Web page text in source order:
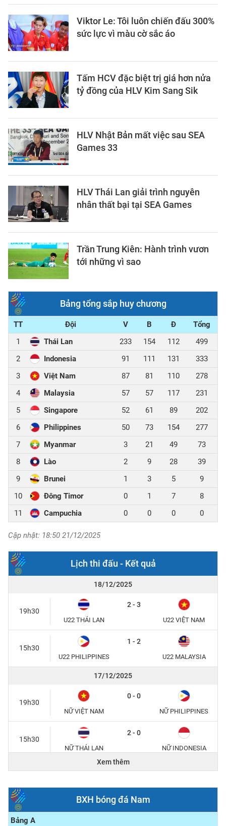
Viktor Le: Tôi luôn chiến đấu 300%
sức lực vì màu cờ sắc áo
Tấm HCV đặc biệt trị giá hơn nửa
tỷ đồng của HLV Kim Sang Sik
HLV Nhật Bản mất việc sau SEA
Games 33
HLV Thái Lan giải trình nguyên
nhân thất bại tại SEA Games
Trần Trung Kiên: Hành trình vươn
tới những vì sao
Bảng tổng sắp huy chương
TT Đội V B Đ
Tổng
1
Thái Lan 233 154 112
499
2
Indonesia 91 111 131
333
3
Việt Nam 87 81 110
278
4
Malaysia 57 57 117
231
5
Singapore 52 61 89
202
6
Philippines 50 73 154
277
7
Myanmar 3 21 49
73
8
Lào 2 9 28
39
9
Brunei 1 3 5
9
10
Đông Timor 0 1 7
8
11
Campuchia 0 0 0 0
Cập nhật: 18:50 21/12/2025
Lịch thi đấu - Kết quả
18/12/2025
19h30
U22 THÁI LAN
2 - 3
U22 VIỆT NAM
15h30
U22 PHILIPPINES
1 - 2
U22 MALAYSIA
17/12/2025
19h30
NỮ VIỆT NAM
0 - 0
NỮ PHILIPPINES
15h30
NỮ THÁI LAN
2 - 0
NỮ INDONESIA
15/12/2025
20h00
U22 THÁI LAN
1 - 0
Xem thêm
BXH bóng đá Nam
Bảng A